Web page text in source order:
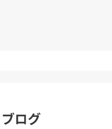
ブログ